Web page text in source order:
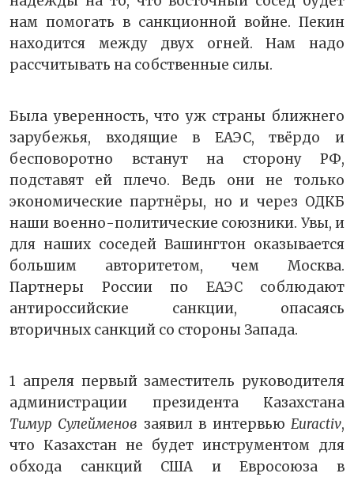
нам помогать в санкционной войне. Пекин
находится между двух огней. Нам надо
рассчитывать на собственные силы.
Была уверенность, что уж страны ближнего
зарубежья, входящие в ЕАЭС, твёрдо и
бесповоротно встанут на сторону РФ,
подставят ей плечо. Ведь они не только
экономические партнёры, но и через ОДКБ
наши военно-политические союзники. Увы, и
для наших соседей Вашингтон оказывается
большим авторитетом, чем Москва.
Партнеры России по ЕАЭС соблюдают
антироссийские санкции, опасаясь
вторичных санкций со стороны Запада.
1 апреля первый заместитель руководителя
администрации президента Казахстана
Тимур Сулейменов заявил в интервьюEuractiv,
что Казахстан не будет инструментом для
обхода санкций США и Евросоюза в